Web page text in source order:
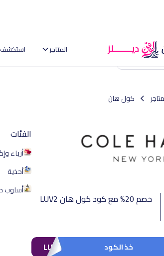
المتاجر استكشف
الرئيسية
كول هان
خصم 20% مع كود كول هان LUV2
LUV2 خذ الكود
الفئات
أزياء
أحذية
أسلوب